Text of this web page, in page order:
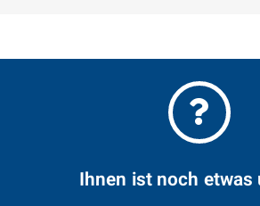
Ihnen ist noch etwas